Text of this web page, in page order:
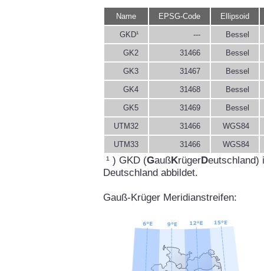
Name EPSG-Code Ellipsoid
GKD¹ --- Bessel
GK2 31466 Bessel
GK3 31467 Bessel
GK4 31468 Bessel
GK5 31469 Bessel
UTM32 31466 WGS84
UTM33 31466 WGS84
¹ ) GKD (GaußKrügerDeutschland)
Deutschland abbildet.
Gauß-Krüger Meridianstreifen: